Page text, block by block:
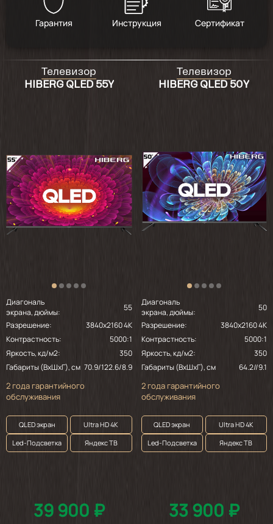
Телек норм для своей цены 👍
Показывает хорошо, удобное управление ,
более менее не тормозит, спасибо!
2024-06-14
Гарантия Инструкция Сертификат
Телевизор
HIBERG QLED 55Y
Диагональ
экрана, дюймы:
55
Разрешение:
3840x2160 4K
Контрастность:
5000:1
Яркость, кд/м2:
350
Габариты (ВхШхГ), см 70.9/122.6/8.9
2 года гарантийного
обслуживания
QLED экран
Ultra HD 4K
Led-Подсветка
Яндекс ТВ
39 900 ₽
Телевизор
HIBERG QLED 50Y
Диагональ
экрана, дюймы:
50
Разрешение:
3840x2160 4K
Контрастность:
5000:1
Яркость, кд/м2:
350
Габариты (ВхШхГ), см
64.2//9.1
2 года гарантийного
обслуживания
QLED экран
Ultra HD 4K
Led-Подсветка
Яндекс ТВ
33 900 ₽